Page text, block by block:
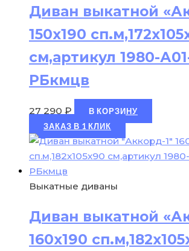
Диван выкатной
150х190
см,артикул 1980-
РБкмцв
27 290 ₽
В КОРЗИНУ
ЗАКАЗ В 1 КЛИК
Выкатные диваны
Диван выкатной
160х190